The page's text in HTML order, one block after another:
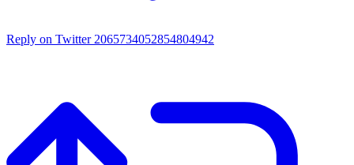
Reply on Twitter 2065734052854804942